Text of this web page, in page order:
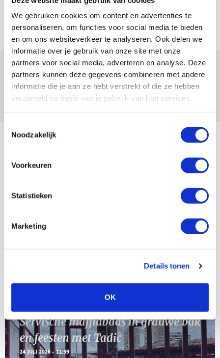
We gebruiken cookies om content en advertenties te
personaliseren, om functies voor social media te bieden
en om ons websiteverkeer te analyseren. Ook delen we
informatie over je gebruik van onze site met onze
partners voor social media, adverteren en analyse. Deze
partners kunnen deze gegevens combineren met andere
informatie die je aan ze hebt verstrekt of die ze hebben
verzameld op basis van je gebruik van hun services.
Noodzakelijk
Voorkeuren
Statistieken
Marketing
Details tonen
OK
07 AUGUSTUS 2026 - 14:13
Volop enthousiasme in fotoverslag van
Europees treffen met Shelbourne
07 AUGUSTUS 2026 - 09:00
Bekijk meer
AUG
11
Servische maffiabaas in grauwe bak
en feesten met Tadic
24 JULI 2026 - 11:59